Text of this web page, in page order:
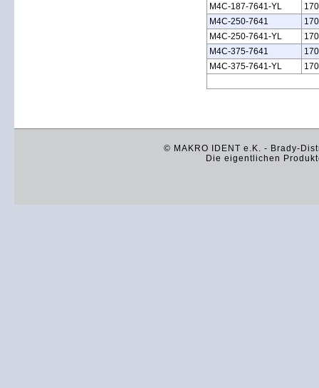
M4C‑187‑7641‑YL
M4C‑250‑7641
M4C‑250‑7641‑YL
M4C‑375‑7641
M4C‑375‑7641‑YL
© MAKRO IDENT e.K. - Brady-
Die eigentlichen